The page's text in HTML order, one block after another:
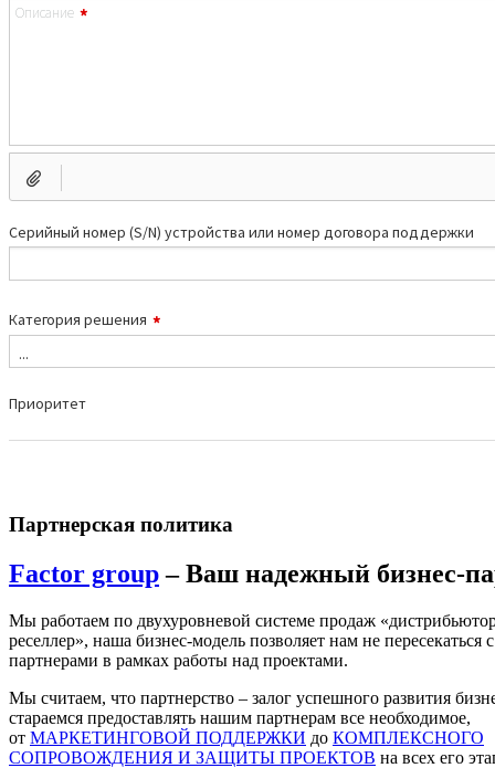
Партнерская политика
Factor group– Ваш надежный бизнес-
Мы работаем по двухуровневой системе продаж
реселлер», наша бизнес-модель позволяет нам не пересекаться с
партнерами в рамках работы над проектами.
Мы считаем, что партнерство – залог успешного развития
стараемся предоставлять нашим партнерам все необходимое,
от МАРКЕТИНГОВОЙ ПОДДЕРЖКИ до КОМПЛЕКСНОГО
СОПРОВОЖДЕНИЯ И ЗАЩИТЫ ПРОЕКТОВ на всех его